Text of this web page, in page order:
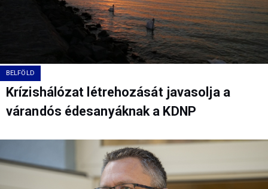
BELFÖLD
Krízishálózat létrehozását javasolja a
várandós édesanyáknak a KDNP